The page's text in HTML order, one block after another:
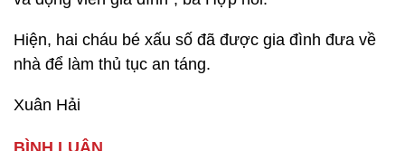
Hiện, hai cháu bé xấu số đã được gia đình đưa về
nhà để làm thủ tục an táng.
Xuân Hải